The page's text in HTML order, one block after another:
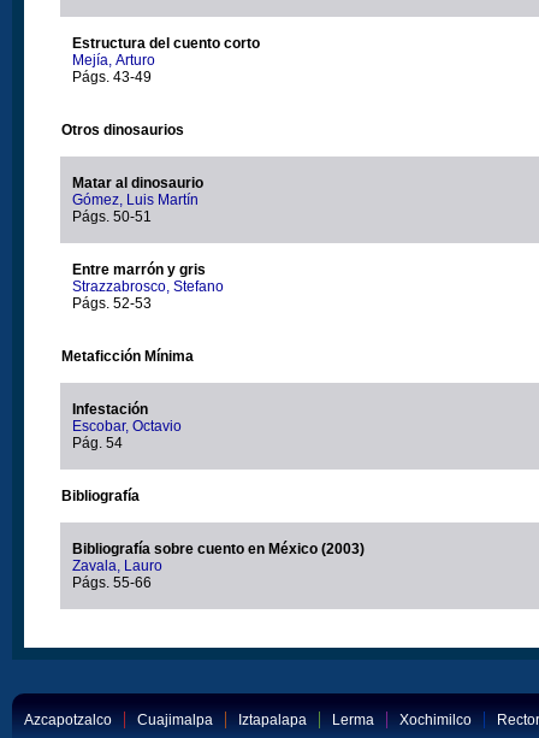
Estructura del cuento corto
Mejía, Arturo
Págs. 43-49
Otros dinosaurios
Matar al dinosaurio
Gómez, Luis Martín
Págs. 50-51
Entre marrón y gris
Strazzabrosco, Stefano
Págs. 52-53
Metaficción Mínima
Infestación
Escobar, Octavio
Pág. 54
Bibliografía
Bibliografía sobre cuento en México (2003)
Zavala, Lauro
Págs. 55-66
Azcapotzalco Cuajimalpa Iztapalapa Lerma Xochimilco